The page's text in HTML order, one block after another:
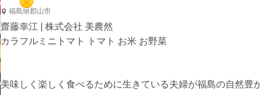
福島県郡山市
齋藤幸江 | 株式会社 美農然
カラフルミニトマト トマト お米 お野菜
美味しく楽しく食べるために生きている夫婦が福島の自然豊